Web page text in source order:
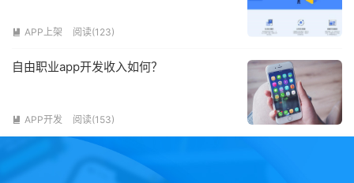
 APP上架 阅读(123)
自由职业app开发收入如何？
 APP开发 阅读(153)